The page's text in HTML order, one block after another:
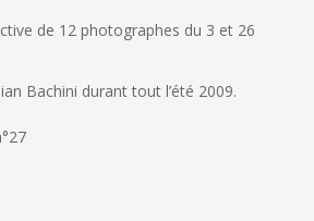
de 12 photographes du 3 et 26
Bachini durant tout l’été 2009.